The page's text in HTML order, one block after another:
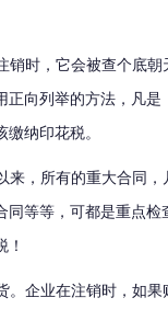
销时，它会被查个底
正向列举的方法，凡是
纳印花税。
来，所有的重大合同
同等等，可都是重点检
！
。企业在注销时，如